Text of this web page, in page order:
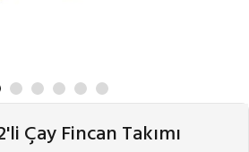
Çay Fincan Takımı